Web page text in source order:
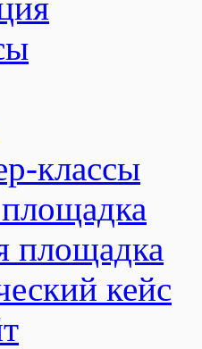
классы
площадка
кейс